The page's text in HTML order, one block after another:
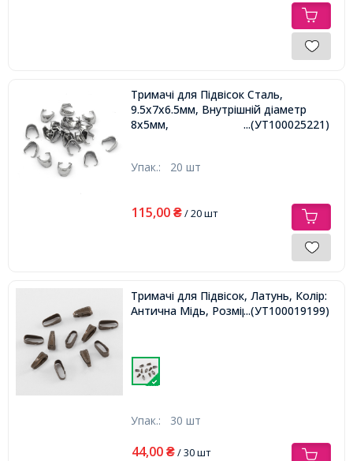
Тримачі для Підвісок Сталь,
9.5x7x6.5мм, Внутрішній діаметр
8х5мм,
...(УТ100025221)
Упак.: 20 шт
115,00 ₴/ 20 шт
Тримачі для Підвісок, Латунь, Колір:
Антична Мідь, Розмір: 10х3.5мм,
...(УТ100019199)
Упак.: 30 шт
44,00 ₴/ 30 шт